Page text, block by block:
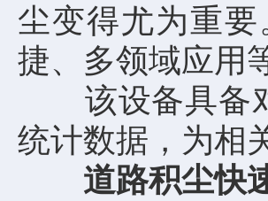
尘变得尤为重要
捷、多领域应用
该设备具备对
统计数据，为相
道路积尘快